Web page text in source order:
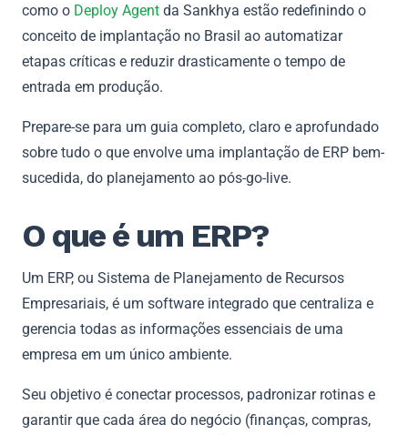
como o Deploy Agent da Sankhya estão redefinindo o
conceito de implantação no Brasil ao automatizar
etapas críticas e reduzir drasticamente o tempo de
entrada em produção.
Prepare-se para um guia completo, claro e aprofundado
sobre tudo o que envolve uma implantação de ERP bem-
sucedida, do planejamento ao pós-go-live.
O que é um ERP?
Um ERP, ou Sistema de Planejamento de Recursos
Empresariais, é um software integrado que centraliza e
gerencia todas as informações essenciais de uma
empresa em um único ambiente.
Seu objetivo é conectar processos, padronizar rotinas e
garantir que cada área do negócio (finanças, compras,